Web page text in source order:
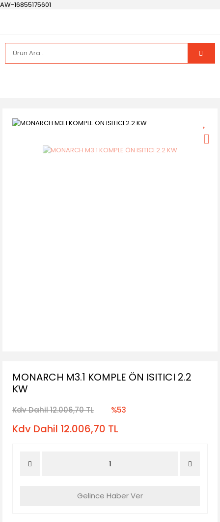
AW-16855175601
MONARCH M3.1 KOMPLE ÖN ISITICI 2.2
KW
Kdv Dahil 12.006,70 TL %53
Kdv Dahil 12.006,70 TL
Gelince Haber Ver